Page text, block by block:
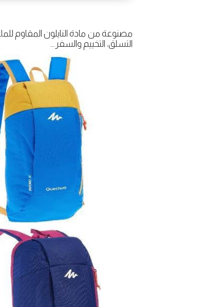
مصنوعة من مادة النايلون المقاوم
التسلق، التخييم والسفر…